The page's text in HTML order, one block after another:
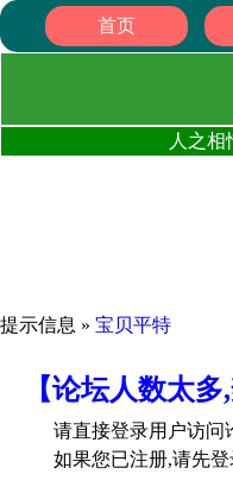
首页
人之
提示信息 » 宝贝平特
【论坛人数太
请直接登录用户访问
如果您已注册,请先